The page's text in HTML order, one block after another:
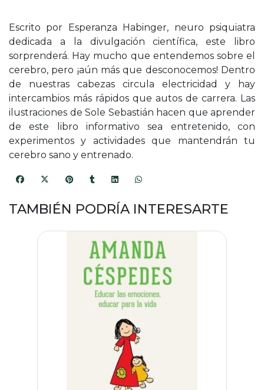
Escrito por Esperanza Habinger, neuro psiquiatra
dedicada a la divulgación científica, este libro
sorprenderá. Hay mucho que entendemos sobre el
cerebro, pero ¡aún más que desconocemos! Dentro
de nuestras cabezas circula electricidad y hay
intercambios más rápidos que autos de carrera. Las
ilustraciones de Sole Sebastián hacen que aprender
de este libro informativo sea entretenido, con
experimentos y actividades que mantendrán tu
cerebro sano y entrenado.
TAMBIÉN PODRÍA INTERESARTE